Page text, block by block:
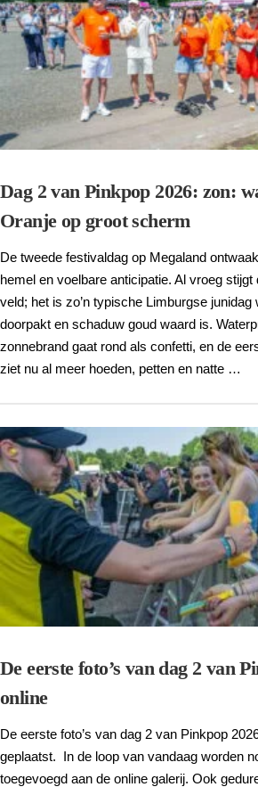
Dag 2 van Pinkpop 2026: zon:
Oranje op groot scherm
De tweede festivaldag op Megaland
hemel en voelbare anticipatie. Al vroeg
veld; het is zo’n typische Limburgse
doorpakt en schaduw goud waard is.
zonnebrand gaat rond als confetti, en de
ziet nu al meer hoeden, petten en natte …
De eerste foto’s van dag 2 van
online
De eerste foto’s van dag 2 van Pinkpop
geplaatst. In de loop van vandaag worden
toegevoegd aan de online galerij. Ook